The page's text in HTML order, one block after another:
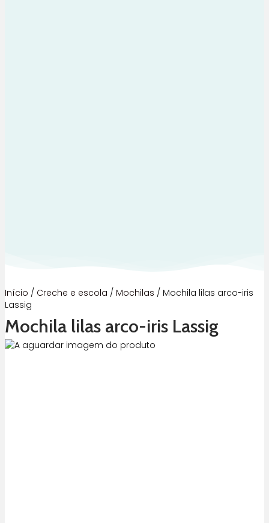
Início / Creche e escola / Mochilas / Mochila lilas arco-iris
Lassig
Mochila lilas arco-iris Lassig